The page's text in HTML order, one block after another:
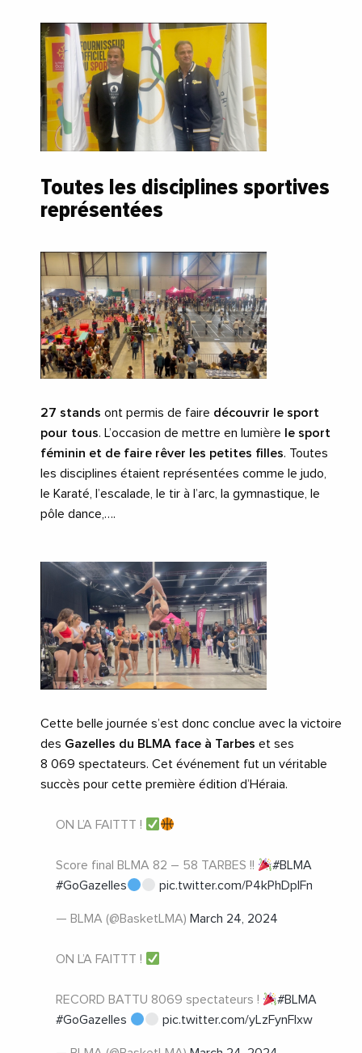
Toutes les disciplines sportives
représentées
27 stands ont permis de faire découvrir le sport
pour tous. L’occasion de mettre en lumière
le sport
féminin et de faire rêver les petites filles. Toutes
les disciplines étaient représentées comme le judo,
le Karaté, l’escalade, le tir à l’arc, la gymnastique, le
pôle dance,….
Cette belle journée s’est donc conclue avec la victoire
des Gazelles du BLMA face à Tarbes et ses
8 069 spectateurs. Cet événement fut un véritable
succès pour cette première édition d’Héraia.
ON L’A FAITTT !
Score final BLMA 82 – 58 TARBES !!
#BLMA
#GoGazelles
pic.twitter.com/P4kPhDplFn
— BLMA (@BasketLMA) March 24, 2024
ON L’A FAITTT !
RECORD BATTU 8069 spectateurs !
#BLMA
#GoGazelles
pic.twitter.com/yLzFynFIxw